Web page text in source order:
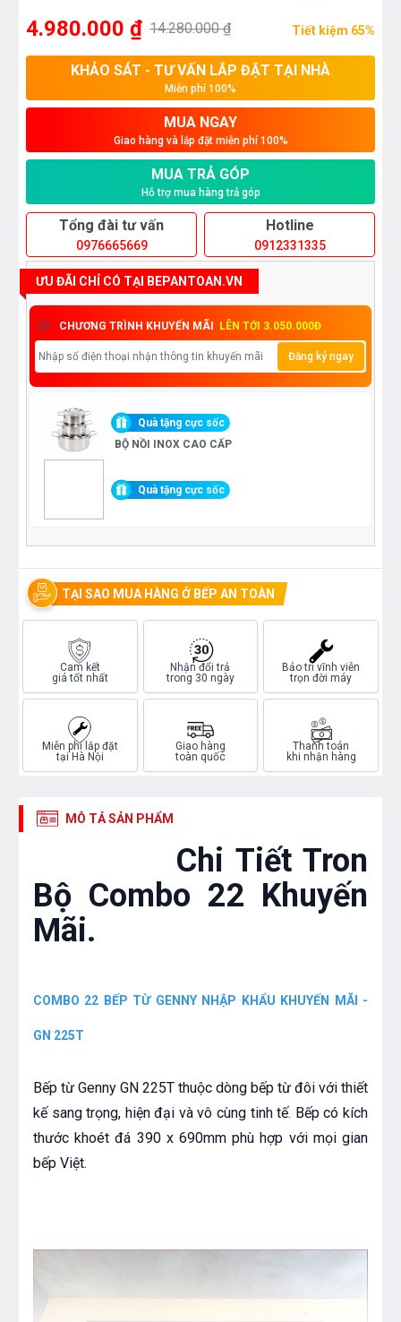
4.980.000 ₫ 14.280.000 ₫ Tiết kiệm 65%
KHẢO SÁT - TƯ VẤN LẮP ĐẶT TẠI NHÀ
Miễn phí 100%
MUA NGAY
Giao hàng và lắp đặt miễn phí 100%
MUA TRẢ GÓP
Hỗ trợ mua hàng trả góp
Tổng đài tư vấn
0976665669
Hotline
0912331335
ƯU ĐÃI CHỈ CÓ TẠI BEPANTOAN.VN
CHƯƠNG TRÌNH KHUYẾN MÃI LÊN TỚI 3.050.000Đ
Đăng ký ngay
Quà tặng cực sốc
BỘ NỒI INOX CAO CẤP
Quà tặng cực sốc
TẠI SAO MUA HÀNG Ở BẾP AN TOÀN
Cam kết
giá tốt nhất
Nhận đổi trả
trong 30 ngày
Bảo trì vĩnh viễn
trọn đời máy
Miễn phí lắp đặt
tại Hà Nội
Giao hàng
toàn quốc
Thanh toán
khi nhận hàng
MÔ TẢ SẢN PHẨM
Chi Tiết Tron
Bộ Combo 22 Khuyến
Mãi.
COMBO 22 BẾP TỪ GENNY NHẬP KHẨU KHUYẾN MÃI -
GN 225T
Bếp từ Genny GN 225T thuộc dòng bếp từ đôi với thiết
kế sang trọng, hiện đại và vô cùng tinh tế. Bếp có kích
thước khoét đá 390 x 690mm phù hợp với mọi gian
bếp Việt.